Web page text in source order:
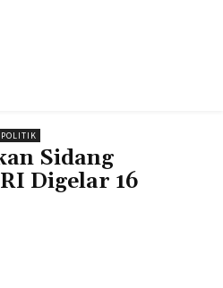
POLITIK
Sidang
Digelar 16